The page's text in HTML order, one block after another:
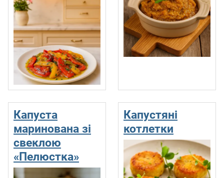
Капуста
маринована зі
свеклою
«Пелюстка»
Капустяні
котлетки